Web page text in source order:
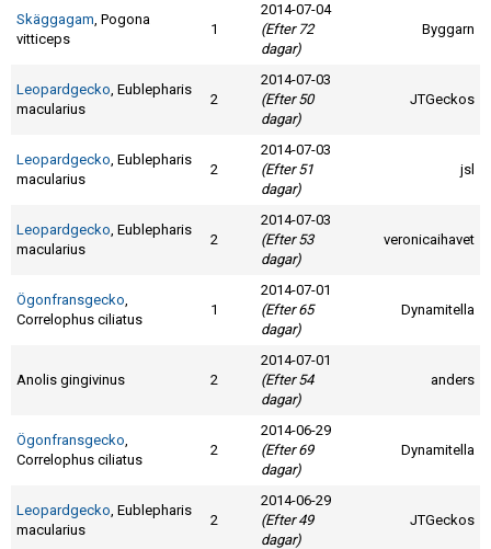
Skäggagam, Pogona
vitticeps
1
2014-07-04
(Efter 72
dagar)
Byggarn
Leopardgecko, Eublepharis
macularius
2
2014-07-03
(Efter 50
dagar)
JTGeckos
Leopardgecko, Eublepharis
macularius
2
2014-07-03
(Efter 51
dagar)
jsl
Leopardgecko, Eublepharis
macularius
2
2014-07-03
(Efter 53
dagar)
veronicaihavet
Ögonfransgecko,
Correlophus ciliatus
1
2014-07-01
(Efter 65
dagar)
Dynamitella
Anolis gingivinus 2
2014-07-01
(Efter 54
dagar)
anders
Ögonfransgecko,
Correlophus ciliatus
2
2014-06-29
(Efter 69
dagar)
Dynamitella
Leopardgecko, Eublepharis
macularius
2
2014-06-29
(Efter 49
dagar)
JTGeckos
Lösenord:
Privacy Policy
Skapa konto